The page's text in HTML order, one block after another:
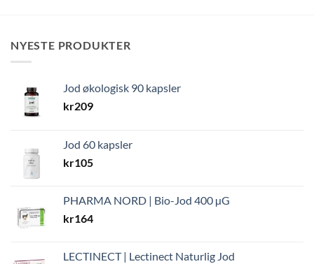
NYESTE PRODUKTER
Jod økologisk 90 kapsler
kr209
Jod 60 kapsler
kr105
PHARMA NORD | Bio-Jod 400 µG
kr164
LECTINECT | Lectinect Naturlig Jod